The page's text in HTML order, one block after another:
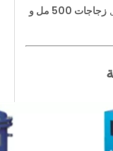
3.8T
زجاجات 500 مل و